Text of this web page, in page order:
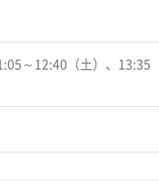
～12:40（土）、13:35